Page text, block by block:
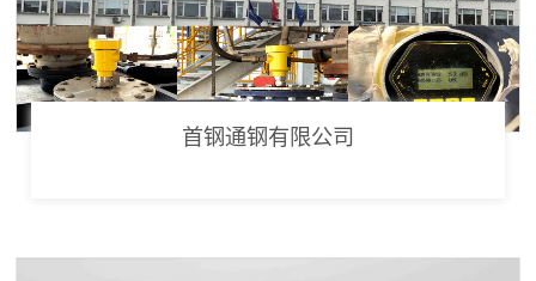
首钢通钢有限公司